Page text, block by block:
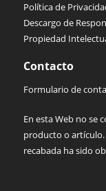
Política de
Descargo de
Propiedad
Contacto
Formulario de
En esta Web no se
producto o artículo.
recabada ha sido